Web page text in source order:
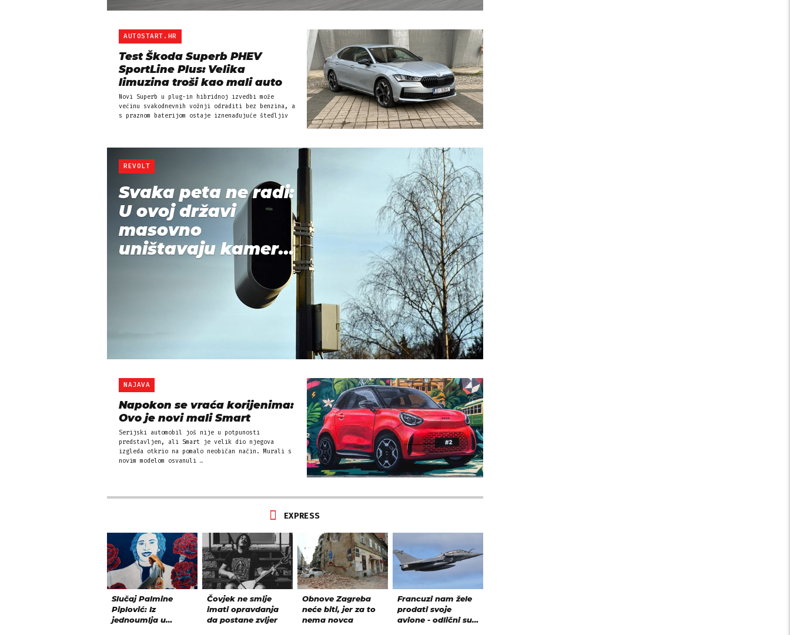
AUTOSTART.HR
Test Škoda Superb PHEV
SportLine Plus: Velika
limuzina troši kao mali auto
Novi Superb u plug-in hibridnoj izvedbi može
većinu svakodnevnih vožnji odraditi bez benzina, a
s praznom baterijom ostaje iznenađujuće štedljiv
REVOLT
Svaka peta ne radi:
U ovoj državi
masovno
uništavaju kamer...
NAJAVA
Napokon se vraća korijenima:
Ovo je novi mali Smart
Serijski automobil još nije u potpunosti
predstavljen, ali Smart je velik dio njegova
izgleda otkrio na pomalo neobičan način. Murali s
novim modelom osvanuli …